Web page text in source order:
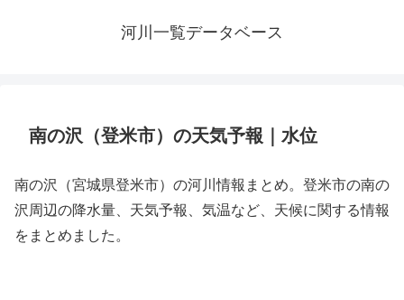
河川一覧データベース
南の沢（登米市）の天気予報｜水位
南の沢（宮城県登米市）の河川情報まとめ。登米市の南の
沢周辺の降水量、天気予報、気温など、天候に関する情報
をまとめました。